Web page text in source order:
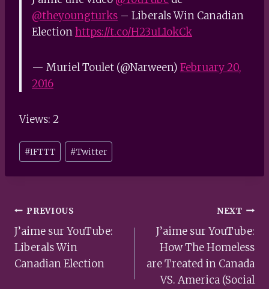
@theyoungturks – Liberals Win Canadian
Electionhttps://t.co/H23uL1okCk
— Muriel Toulet (@Narween) February 20,
2016
Views: 2
Post
Tags:
#IFTTT #Twitter
Post
navigation
PREVIOUS
J’aime sur YouTube:
Liberals Win
Canadian Election
NEXT
J’aime sur YouTube:
How The Homeless
are Treated in Canada
VS. America (Social